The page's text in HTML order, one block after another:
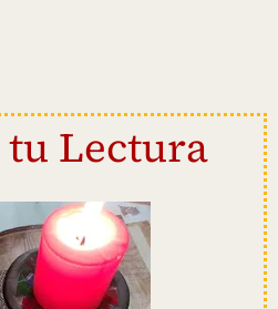
Lectura